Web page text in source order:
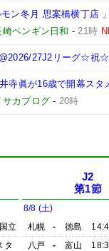
ン冬月 思案橋横丁店
崎ペンギン日和 -21時
@2026/27J2リーグ☆
寺眞が16歳で開幕ス
サカブログ - 20時
立
タ
J2
第1節
8/8 (土)
札幌
- 徳島
八戸
- 富山